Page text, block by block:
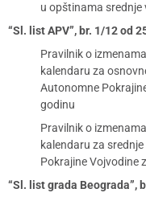
u opštinama srednje
“Sl. list APV”, br. 1/12 od
Pravilnik o
kalendaru za
Autonomne
godinu
Pravilnik o
kalendaru za
Pokrajine Vojvodine
“Sl. list grada Beograda”,